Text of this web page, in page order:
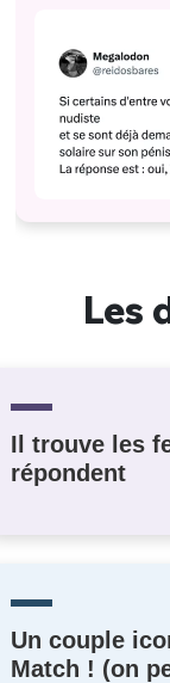
Les
Il trouve les
répondent
Un couple
Match ! (on